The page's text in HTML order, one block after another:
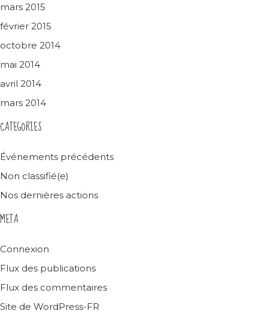
mars 2015
février 2015
octobre 2014
mai 2014
avril 2014
mars 2014
CATEGORIES
Événements précédents
Non classifié(e)
Nos dernières actions
META
Connexion
Flux des publications
Flux des commentaires
Site de WordPress-FR